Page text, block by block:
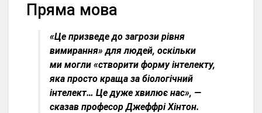
Пряма мова
«Це призведе до загрози рівня
вимирання» для людей, оскільки
ми могли «створити форму інтелекту,
яка просто краща за біологічний
інтелект… Це дуже хвилює нас», —
сказав професор Джеффрі Хінтон.